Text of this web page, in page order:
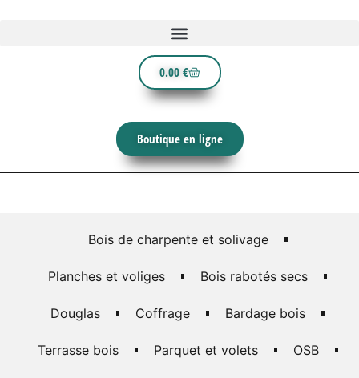
0.00 €
Boutique en ligne
Bois de charpente et solivage
Planches et voliges Bois rabotés secs
Douglas Coffrage Bardage bois
Terrasse bois Parquet et volets OSB